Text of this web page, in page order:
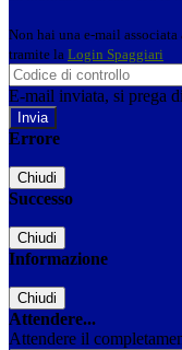
Non hai una e-mail
tramite la Login Spaggiari
E-mail inviata, si prega
Errore
Chiudi
Successo
Chiudi
Informazione
Chiudi
Attendere...
Attendere il